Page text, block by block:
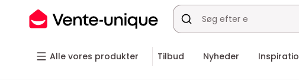
Alle vores produkter Tilbud Nyheder